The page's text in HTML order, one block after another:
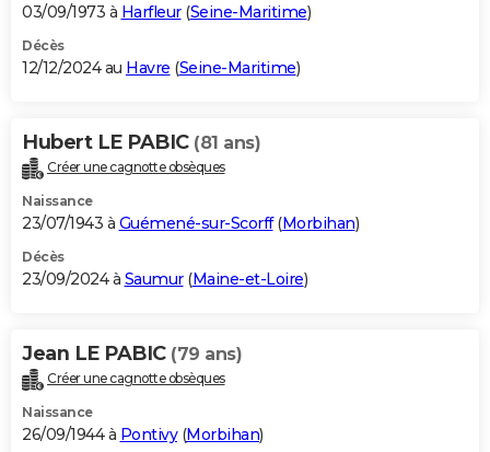
03/09/1973 à Harfleur(Seine-Maritime)
Décès
12/12/2024 au Havre (Seine-Maritime)
Hubert LE PABIC (81 ans)
Créer une cagnotte obsèques
Naissance
23/07/1943 à Guémené-sur-Scorff(Morbihan)
Décès
23/09/2024 à Saumur(Maine-et-Loire)
Jean LE PABIC (79 ans)
Créer une cagnotte obsèques
Naissance
26/09/1944 à Pontivy(Morbihan)